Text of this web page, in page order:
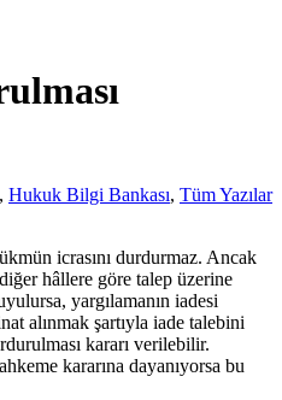
, Hukuk Bilgi Bankası, Tüm Yazılar
icrasını durdurmaz. Ancak
hâllere göre talep üzerine
yargılamanın iadesi
alınmak şartıyla iade talebini
kararı verilebilir.
kararına dayanıyorsa bu